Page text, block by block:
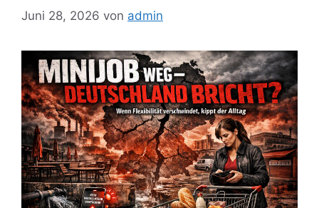
Juni 28, 2026 von admin